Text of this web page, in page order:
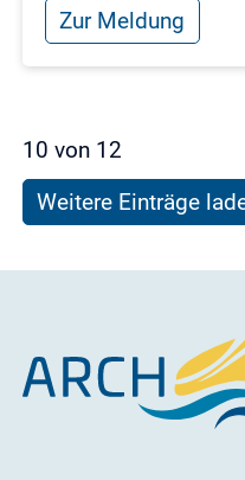
Zur Meldung
10 von 12
Weitere Einträge